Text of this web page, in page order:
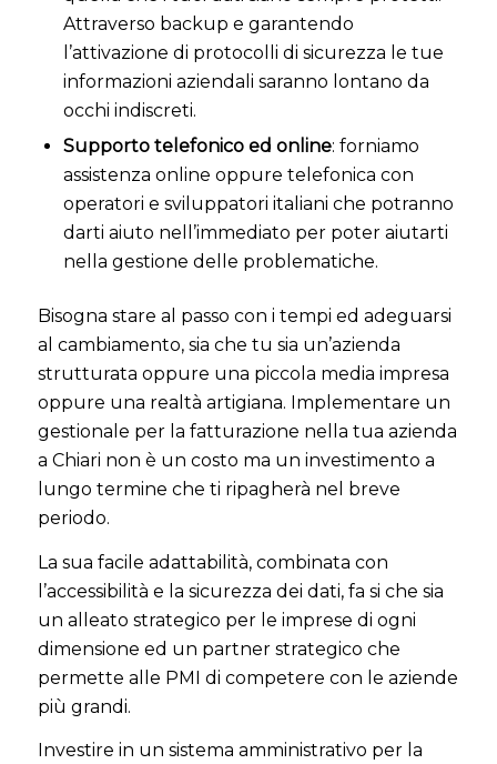
Attraverso backup e garantendo
l’attivazione di protocolli di sicurezza le tue
informazioni aziendali saranno lontano da
occhi indiscreti.
Supporto telefonico ed online: forniamo
assistenza online oppure telefonica con
operatori e sviluppatori italiani che potranno
darti aiuto nell’immediato per poter aiutarti
nella gestione delle problematiche.
Bisogna stare al passo con i tempi ed adeguarsi
al cambiamento, sia che tu sia un’azienda
strutturata oppure una piccola media impresa
oppure una realtà artigiana. Implementare un
gestionale per la fatturazione nella tua azienda
a Chiari non è un costo ma un investimento a
lungo termine che ti ripagherà nel breve
periodo.
La sua facile adattabilità, combinata con
l’accessibilità e la sicurezza dei dati, fa si che sia
un alleato strategico per le imprese di ogni
dimensione ed un partner strategico che
permette alle PMI di competere con le aziende
più grandi.
Investire in un sistema amministrativo per la